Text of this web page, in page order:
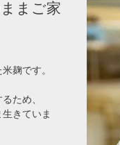
まご家
麹です。
ため、
きていま